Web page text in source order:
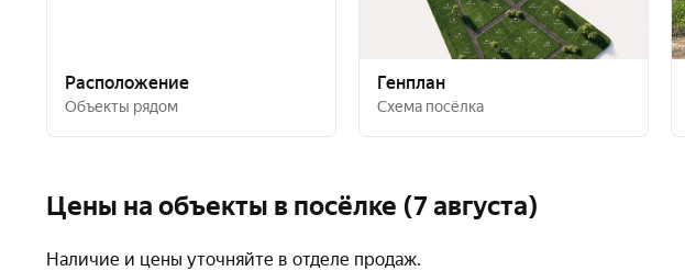
Расположение
Объекты рядом
Генплан
Схема посёлка
Цены на объекты в посёлке (7 августа)
Наличие и цены уточняйте в отделе продаж.